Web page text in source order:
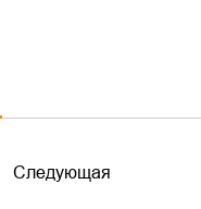
Следующая